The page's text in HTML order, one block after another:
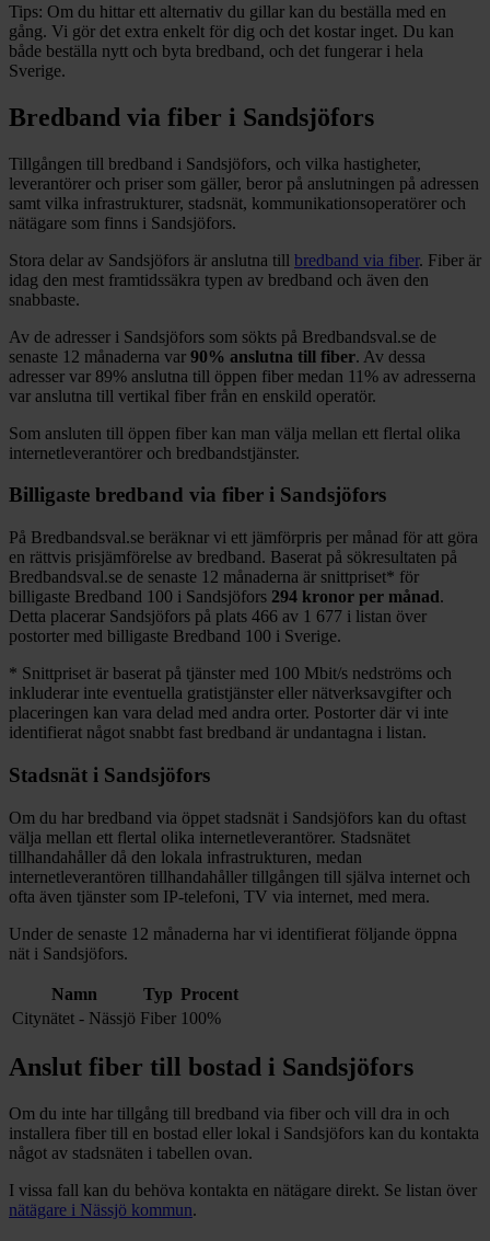
Tips: Om du hittar ett alternativ du gillar kan du beställa med en
gång. Vi gör det extra enkelt för dig och det kostar inget. Du kan
både beställa nytt och byta bredband, och det fungerar i hela
Sverige.
Bredband via fiber i Sandsjöfors
Tillgången till bredband i Sandsjöfors, och vilka hastigheter,
leverantörer och priser som gäller, beror på anslutningen på adressen
samt vilka infrastrukturer, stadsnät, kommunikationsoperatörer och
nätägare som finns i Sandsjöfors.
Stora delar av Sandsjöfors är anslutna till bredband via fiber. Fiber är
idag den mest framtidssäkra typen av bredband och även den
snabbaste.
Av de adresser i Sandsjöfors som sökts på Bredbandsval.se de
senaste 12 månaderna var 90% anslutna till fiber. Av dessa
adresser var 89% anslutna till öppen fiber medan 11% av adresserna
var anslutna till vertikal fiber från en enskild operatör.
Som ansluten till öppen fiber kan man välja mellan ett flertal olika
internetleverantörer och bredbandstjänster.
Billigaste bredband via fiber i Sandsjöfors
På Bredbandsval.se beräknar vi ett jämförpris per månad för att göra
en rättvis prisjämförelse av bredband. Baserat på sökresultaten på
Bredbandsval.se de senaste 12 månaderna är snittpriset* för
billigaste Bredband 100 i Sandsjöfors 294 kronor per månad.
Detta placerar Sandsjöfors på plats 466 av 1 677 i listan över
postorter med billigaste Bredband 100 i Sverige.
* Snittpriset är baserat på tjänster med 100 Mbit/s nedströms och
inkluderar inte eventuella gratistjänster eller nätverksavgifter och
placeringen kan vara delad med andra orter. Postorter där vi inte
identifierat något snabbt fast bredband är undantagna i listan.
Stadsnät i Sandsjöfors
Om du har bredband via öppet stadsnät i Sandsjöfors kan du oftast
välja mellan ett flertal olika internetleverantörer. Stadsnätet
tillhandahåller då den lokala infrastrukturen, medan
internetleverantören tillhandahåller tillgången till själva internet och
ofta även tjänster som IP-telefoni, TV via internet, med mera.
Under de senaste 12 månaderna har vi identifierat följande öppna
nät i Sandsjöfors.
Namn Typ Procent
Citynätet - Nässjö Fiber 100%
Anslut fiber till bostad i Sandsjöfors
Om du inte har tillgång till bredband via fiber och vill dra in och
installera fiber till en bostad eller lokal i Sandsjöfors kan du kontakta
något av stadsnäten i tabellen ovan.
I vissa fall kan du behöva kontakta en nätägare direkt. Se listan över
nätägare i Nässjö kommun.